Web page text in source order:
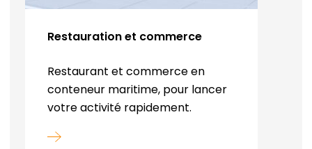
Restauration et commerce
Restaurant et commerce en
conteneur maritime, pour lancer
votre activité rapidement.